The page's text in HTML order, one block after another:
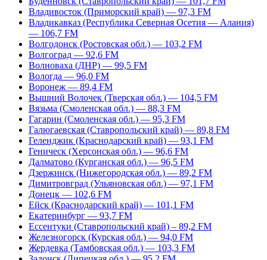
Владивосток (Приморский край) — 97,3 FM
Владикавказ (Республика Северная Осетия — Алания)
— 106,7 FM
Волгодонск (Ростовская обл.) — 103,2 FM
Волгоград — 92,6 FM
Волноваха (ДНР) — 99,5 FM
Вологда — 96,0 FM
Воронеж — 89,4 FM
Вышний Волочек (Тверская обл.) — 104,5 FM
Вязьма (Смоленская обл.) — 88,3 FM
Гагарин (Смоленская обл.) — 95,3 FM
Галюгаевская (Ставропольский край) — 89,8 FM
Геленджик (Краснодарский край) — 93,1 FM
Геническ (Херсонская обл.) — 96,6 FM
Далматово (Курганская обл.) — 96,5 FM
Дзержинск (Нижегородская обл.) — 89,2 FM
Димитровград (Ульяновская обл.) — 97,1 FM
Донецк — 102,6 FM
Ейск (Краснодарский край) — 101,1 FM
Екатеринбург — 93,7 FM
Ессентуки (Ставропольский край) – 89,2 FM
Железногорск (Курская обл.) — 94,0 FM
Жердевка (Тамбовская обл.) — 103,3 FM